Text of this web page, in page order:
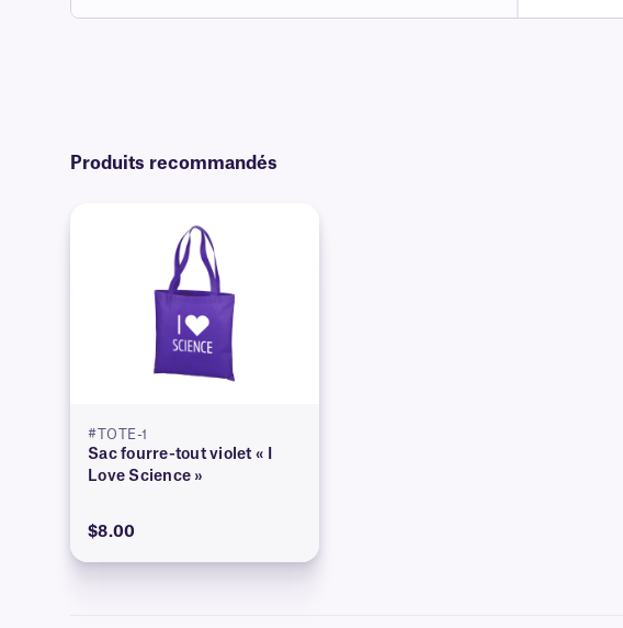
Produits recommandés
#TOTE-1
Sac fourre-tout violet « I
Love Science »
$8.00